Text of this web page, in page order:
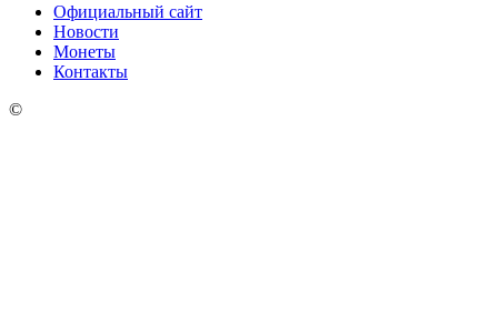
Официальный сайт
Новости
Монеты
Контакты
©